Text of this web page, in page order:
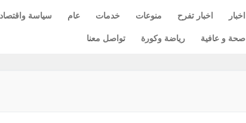
اخبار اخبار تفرح منوعات خدمات عام سياسة واقتصاد
صحة و عافية
رياضة وكورة تواصل معنا